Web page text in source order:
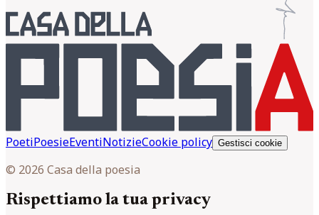
PoetiPoesieEventiNotizieCookie policy Gestisci cookie
© 2026 Casa della poesia
Rispettiamo la tua privacy